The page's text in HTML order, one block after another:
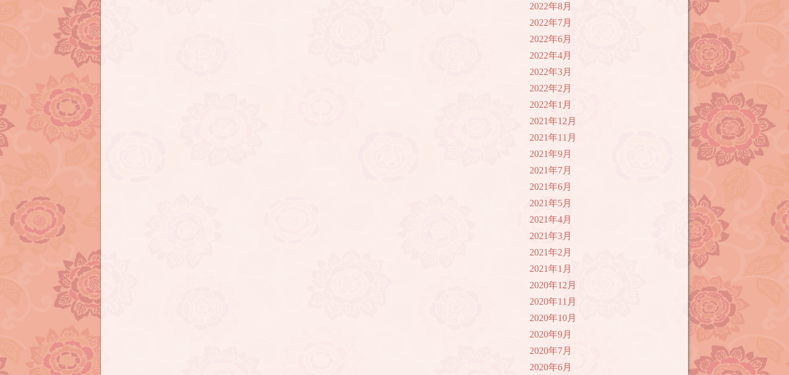
2022年8月
2022年7月
2022年6月
2022年4月
2022年3月
2022年2月
2022年1月
2021年12月
2021年11月
2021年9月
2021年7月
2021年6月
2021年5月
2021年4月
2021年3月
2021年2月
2021年1月
2020年12月
2020年11月
2020年10月
2020年9月
2020年7月
2020年6月